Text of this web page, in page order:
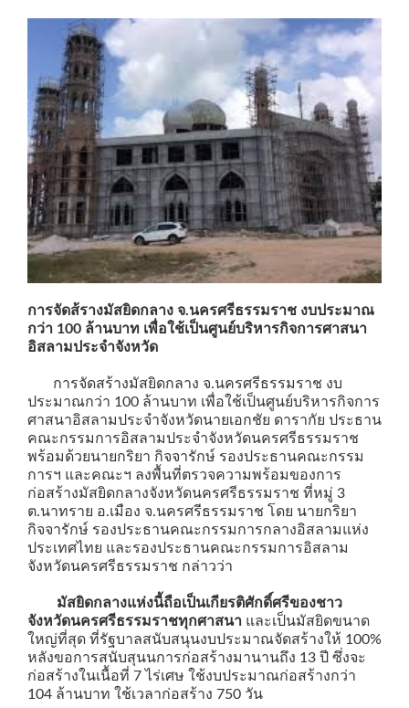
การจัดส้รางมัสยิดกลาง จ.นครศรีธรรมราช งบประมาณ
กว่า 100 ล้านบาท เพื่อใช้เป็นศูนย์บริหารกิจการศาสนา
อิสลามประจำจังหวัด
การจัดสร้างมัสยิดกลาง จ.นครศรีธรรมราช งบ
ประมาณกว่า 100 ล้านบาท เพื่อใช้เป็นศูนย์บริหารกิจการ
ศาสนาอิสลามประจำจังหวัดนายเอกชัย ดารากัย ประธาน
คณะกรรมการอิสลามประจำจังหวัดนครศรีธรรมราช
พร้อมด้วยนายกริยา กิจจารักษ์ รองประธานคณะกรรม
การฯ และคณะฯ ลงพื้นที่ตรวจความพร้อมของการ
ก่อสร้างมัสยิดกลางจังหวัดนครศรีธรรมราช ที่หมู่ 3
ต.นาทราย อ.เมือง จ.นครศรีธรรมราช โดย นายกริยา
กิจจารักษ์ รองประธานคณะกรรมการกลางอิสลามแห่ง
ประเทศไทย และรองประธานคณะกรรมการอิสลาม
จังหวัดนครศรีธรรมราช กล่าวว่า
มัสยิดกลางแห่งนี้ถือเป็นเกียรติศักดิ์ศรีของชาว
จังหวัดนครศรีธรรมราชทุกศาสนา และเป็นมัสยิดขนาด
ใหญ่ที่สุด ที่รัฐบาลสนับสนุนงบประมาณจัดสร้างให้ 100%
หลังขอการสนับสุนนการก่อสร้างมานานถึง 13 ปี ซึ่งจะ
ก่อสร้างในเนื้อที่ 7 ไร่เศษ ใช้งบประมาณก่อสร้างกว่า
104 ล้านบาท ใช้เวลาก่อสร้าง 750 วัน